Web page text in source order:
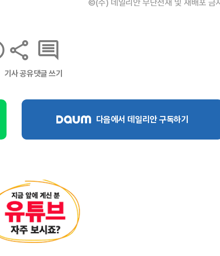
기사 공유댓글 쓰기
다음에서 데일리안 구독하기